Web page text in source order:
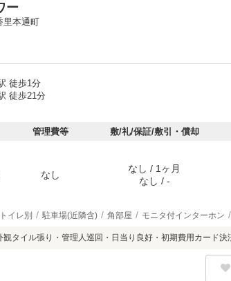
ー
里本通町
徒歩1分
徒歩21分
管理費等 敷/礼/保証/敷引・償却
なし
なし / 1ヶ月
なし / -
イレ別 駐車場(近隣含) 角部屋 モニタ付インターホン
タイル張り・管理人巡回・日当り良好・初期費用カード決